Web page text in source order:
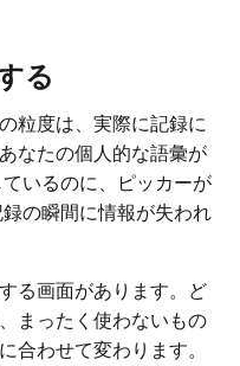
る
粒度は、実際に記録に
なたの個人的な語彙が
いるのに、ピッカーが
の瞬間に情報が失われ
る画面があります。ど
まったく使わないもの
合わせて変わります。